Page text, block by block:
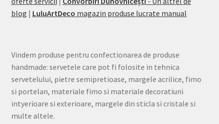
blog | LuluArtDeco magazin produse lucrate manual
Vindem produse pentru confectionarea de produse
handmade: servetele care pot fi folosite in tehnica
servetelului, pietre semipretioase, margele acrilice, fimo
si portelan, materiale fimo si materiale decoratiuni
intyerioare si exterioare, margele din sticla si cristale si
multe altele.